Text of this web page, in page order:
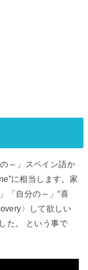
～」スペイン語か
に相当します。家
「自分の～」“喜
〉して欲しい
た。 という事で